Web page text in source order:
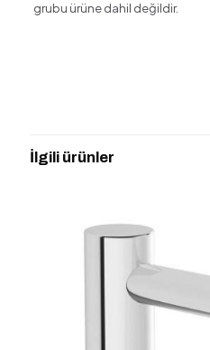
grubu ürüne dahil değildir.
ANK. LAVABO
ÜSTÜ)” için yorum
işaretlenmişlerdir
2/5
3/
İlgili ürünler